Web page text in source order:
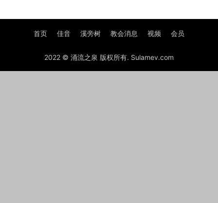
首页 佳音 溪旁树 教会消息 视频 会员
2022 © 涌流之泉 版权所有. Sulamev.com